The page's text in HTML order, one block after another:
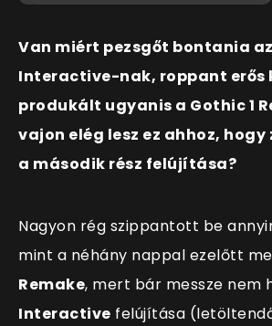
Van miért pezsgőt bontania
Interactive-nak, roppant erős
produkált ugyanis a Gothic 1
vajon elég lesz ez ahhoz,
a második rész felújítása?
Nagyon rég szippantott be
mint a néhány nappal ezelőtt
Remake, mert bár messze nem
Interactive felújítása